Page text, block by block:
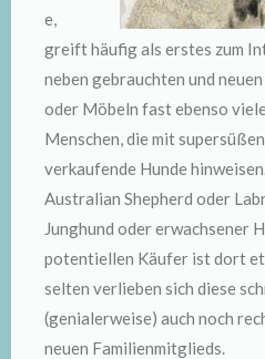
e,
greift häufig als erstes zum
neben gebrauchten und
oder Möbeln fast ebenso
Menschen, die mit
verkaufende Hunde
Australian Shepherd oder
Junghund oder erwachsener
potentiellen Käufer ist dort
selten verlieben sich diese
(genialerweise) auch noch
neuen Familienmitglieds.